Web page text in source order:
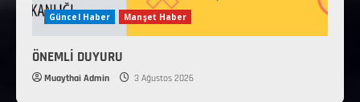
Güncel Haber Manşet Haber
ÖNEMLİ DUYURU
Muaythai Admin 3 Ağustos 2026